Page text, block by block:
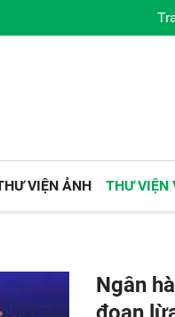
VIỆN ẢNH THƯ VIỆN
Ngân